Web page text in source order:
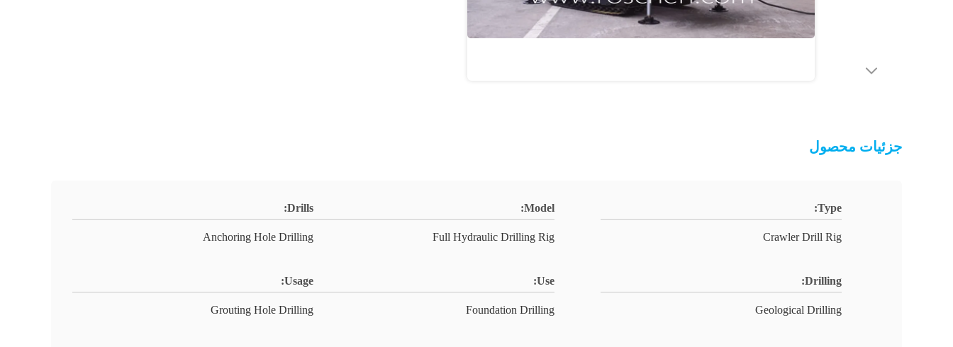
جزئیات محصول
Type:
Crawler Drill Rig
Model:
Full Hydraulic Drilling Rig
Drills:
Anchoring Hole Drilling
Drilling:
Geological Drilling
Use:
Foundation Drilling
Usage:
Grouting Hole Drilling